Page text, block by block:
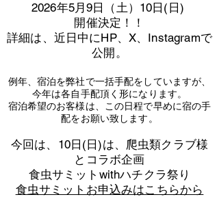
2026年5月9日（土）10日(日)
​開催決定！！
詳細は、近日中にHP、X、Instagramで
公開。
例年、宿泊を弊社で一括手配をしていますが、
今年は各自手配頂く形になります。
​宿泊希望のお客様は、この日程で早めに宿の手
配をお願い致します。
​今回は、10日(日)は、爬虫類クラブ様
とコラボ企画
​食虫サミットwithハチクラ祭り
食虫サミットお申込みはこちらから